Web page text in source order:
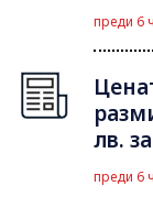
преди 6
лв.
преди 6